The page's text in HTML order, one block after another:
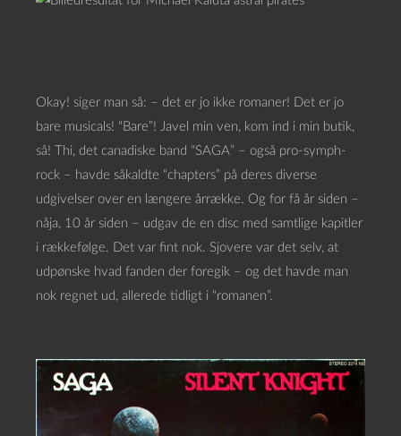
Okay! siger man så: – det er jo ikke romaner! Det er jo
bare musicals! “Bare”! Javel min ven, kom ind i min butik,
så! Thi, det canadiske band “SAGA” – også pro-symph-
rock – havde såkaldte “chapters” på deres diverse
udgivelser over en længere årrække. Og for få år siden –
nåja, 10 år siden – udgav de en disc med samtlige kapitler
i rækkefølge. Det var fint nok. Sjovere var det selv, at
udpønske hvad fanden der foregik – og det havde man
nok regnet ud, allerede tidligt i “romanen”.